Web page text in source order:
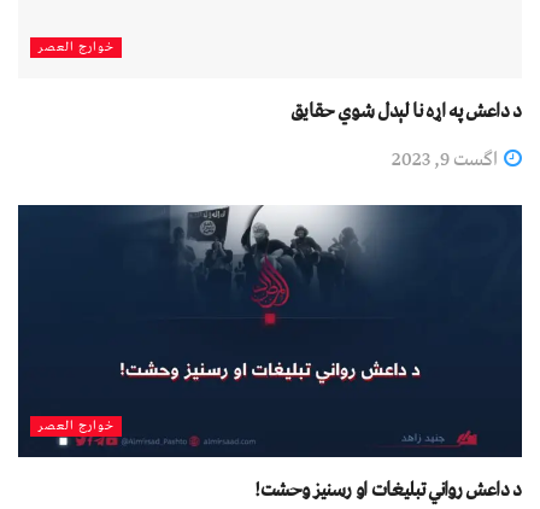
خوارج العصر
د داعش په اړه نا لېدل شوي حقايق
اگست 9, 2023
خوارج العصر
د داعش رواني تبلیغات او رسنیز وحشت!